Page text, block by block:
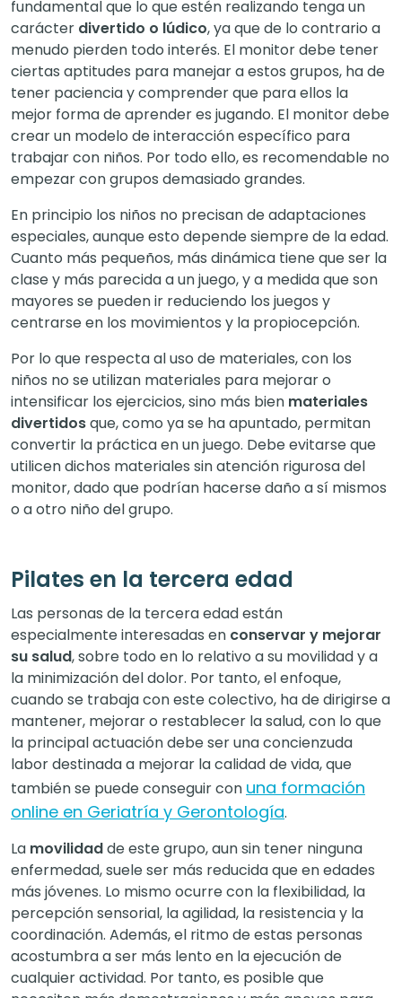
fundamental que lo que estén realizando tenga un
carácter divertido o lúdico, ya que de lo contrario a
menudo pierden todo interés. El monitor debe tener
ciertas aptitudes para manejar a estos grupos, ha de
tener paciencia y comprender que para ellos la
mejor forma de aprender es jugando. El monitor debe
crear un modelo de interacción específico para
trabajar con niños. Por todo ello, es recomendable no
empezar con grupos demasiado grandes.
En principio los niños no precisan de adaptaciones
especiales, aunque esto depende siempre de la edad.
Cuanto más pequeños, más dinámica tiene que ser la
clase y más parecida a un juego, y a medida que son
mayores se pueden ir reduciendo los juegos y
centrarse en los movimientos y la propiocepción.
Por lo que respecta al uso de materiales, con los
niños no se utilizan materiales para mejorar o
intensificar los ejercicios, sino más bien materiales
divertidosque, como ya se ha apuntado, permitan
convertir la práctica en un juego. Debe evitarse que
utilicen dichos materiales sin atención rigurosa del
monitor, dado que podrían hacerse daño a sí mismos
o a otro niño del grupo.
Pilates en la tercera edad
Las personas de la tercera edad están
especialmente interesadas en conservar y mejorar
su salud, sobre todo en lo relativo a su movilidad y a
la minimización del dolor. Por tanto, el enfoque,
cuando se trabaja con este colectivo, ha de dirigirse a
mantener, mejorar o restablecer la salud, con lo que
la principal actuación debe ser una concienzuda
labor destinada a mejorar la calidad de vida, que
también se puede conseguir con una formación
online en Geriatría y Gerontología.
La movilidadde este grupo, aun sin tener ninguna
enfermedad, suele ser más reducida que en edades
más jóvenes. Lo mismo ocurre con la flexibilidad, la
percepción sensorial, la agilidad, la resistencia y la
coordinación. Además, el ritmo de estas personas
acostumbra a ser más lento en la ejecución de
cualquier actividad. Por tanto, es posible que